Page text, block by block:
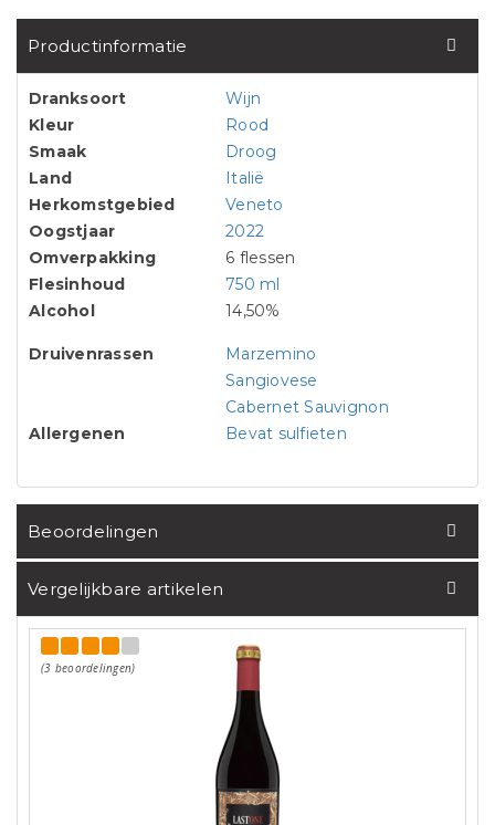
Productinformatie
Dranksoort
Wijn
Kleur
Rood
Smaak
Droog
Land
Italië
Herkomstgebied
Veneto
Oogstjaar
2022
Omverpakking
6 flessen
Flesinhoud
750 ml
Alcohol
14,50%
Druivenrassen
Marzemino
Sangiovese
Cabernet Sauvignon
Allergenen
Bevat sulfieten
Beoordelingen
Vergelijkbare artikelen
(3 beoordelingen)